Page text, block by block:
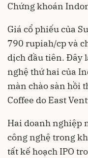
Chứng khoán
Giá cổ phiếu của
790 rupiah/cp và
dịch đầu tiên. Đây
nghệ thứ hai của
màn chào sàn hồi
Coffee do East
Hai doanh nghiệp
công nghệ trong
tất kế hoạch IPO